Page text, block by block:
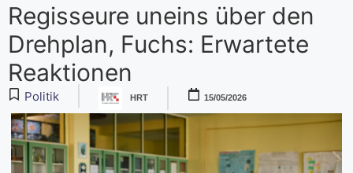
Regisseure uneins über den
Drehplan, Fuchs: Erwartete
Reaktionen
Politik HRT 15/05/2026